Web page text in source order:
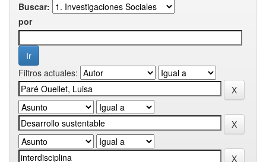
Buscar:
por
Filtros actuales: